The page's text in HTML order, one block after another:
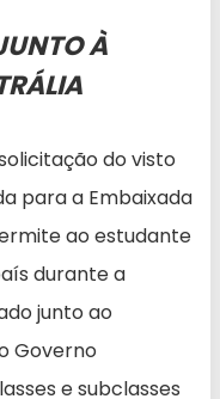
À
do visto
para a Embaixada
ao estudante
durante a
junto ao
Governo
e subclasses